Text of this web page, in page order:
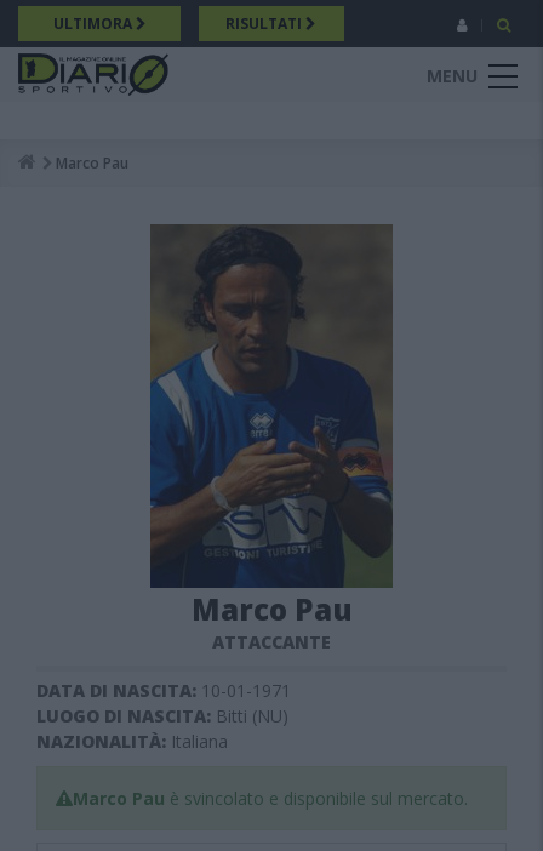
Salta
al
contenuto
principale
ULTIMORA RISULTATI
MENU
Breadcrumb
Marco Pau
Marco Pau
ATTACCANTE
DATA DI NASCITA: 10-01-1971
LUOGO DI NASCITA: Bitti (NU)
NAZIONALITÀ: Italiana
Marco Pau è svincolato e disponibile sul mercato.